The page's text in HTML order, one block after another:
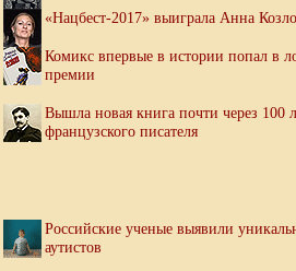
«Нацбест-2017» выиграла Анна
Комикс впервые в истории попал в
премии
Вышла новая книга почти через 100
французского писателя
Российские ученые выявили
аутистов